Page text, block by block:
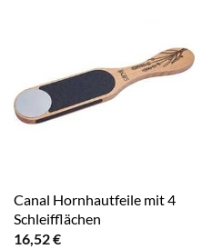
Canal Hornhautfeile mit 4
Schleifflächen
16,52€